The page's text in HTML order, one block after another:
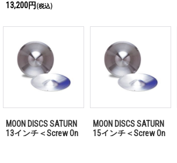
13,200円 (税込)
MOON DISCS SATURN
13インチ＜Screw On
MOON DISCS SATURN
15インチ＜Screw On